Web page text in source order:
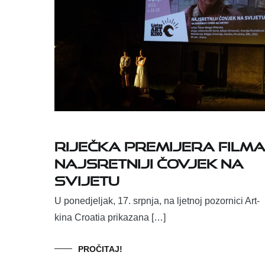
Riječka premijera filma
Najsretniji čovjek na
svijetu
U ponedjeljak, 17. srpnja, na ljetnoj pozornici Art-
kina Croatia prikazana […]
PROČITAJ!